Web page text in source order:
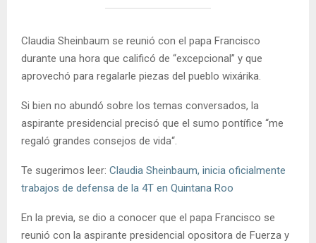
Claudia Sheinbaum se reunió con el papa Francisco
durante una hora que calificó de “excepcional” y que
aprovechó para regalarle piezas del pueblo wixárika.
Si bien no abundó sobre los temas conversados, la
aspirante presidencial precisó que el sumo pontífice “me
regaló grandes consejos de vida“.
Te sugerimos leer: Claudia Sheinbaum, inicia oficialmente
trabajos de defensa de la 4T en Quintana Roo
En la previa, se dio a conocer que el papa Francisco se
reunió con la aspirante presidencial opositora de Fuerza y